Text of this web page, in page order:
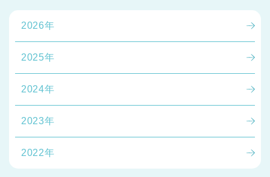
2026年
2025年
2024年
2023年
2022年